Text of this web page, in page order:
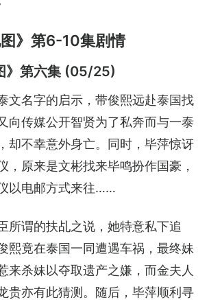
图》第6-10集剧情
》第六集 (05/25)
文名字的启示，带俊熙远赴泰国找
向传媒公开智贤为了私奔而与一泰
却不幸意外身亡。同时，毕萍惊讶
，原来是文彬找来毕鸣扮作国豪，
以电邮方式来往……
所谓的扶乩之说，她特意私下追
熙竟在泰国一同遭遇车祸，最终妹
来杀妹以夺取遗产之嫌，而金夫人
贵亦有此猜测。随后，毕萍顺利寻